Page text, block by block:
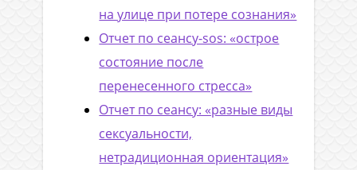
на улице при потере сознания»
Отчет по сеансу-sos: «острое
состояние после
перенесенного стресса»
Отчет по сеансу: «разные виды
сексуальности,
нетрадиционная ориентация»